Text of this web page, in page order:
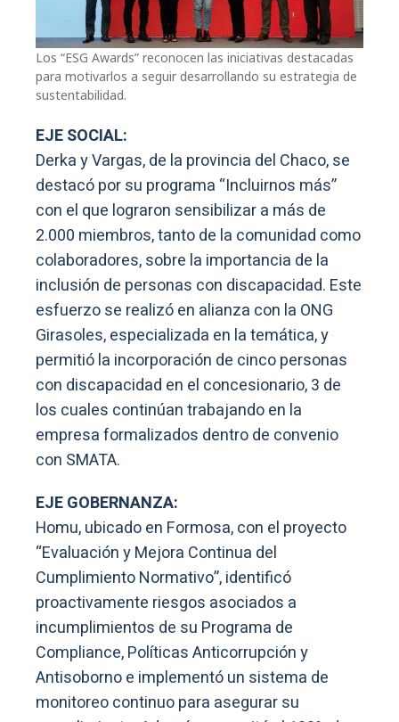
Los “ESG Awards” reconocen las iniciativas destacadas
para motivarlos a seguir desarrollando su estrategia de
sustentabilidad.
EJE SOCIAL:
Derka y Vargas, de la provincia del Chaco, se
destacó por su programa “Incluirnos más”
con el que lograron sensibilizar a más de
2.000 miembros, tanto de la comunidad como
colaboradores, sobre la importancia de la
inclusión de personas con discapacidad. Este
esfuerzo se realizó en alianza con la ONG
Girasoles, especializada en la temática, y
permitió la incorporación de cinco personas
con discapacidad en el concesionario, 3 de
los cuales continúan trabajando en la
empresa formalizados dentro de convenio
con SMATA.
EJE GOBERNANZA:
Homu, ubicado en Formosa, con el proyecto
“Evaluación y Mejora Continua del
Cumplimiento Normativo”, identificó
proactivamente riesgos asociados a
incumplimientos de su Programa de
Compliance, Políticas Anticorrupción y
Antisoborno e implementó un sistema de
monitoreo continuo para asegurar su